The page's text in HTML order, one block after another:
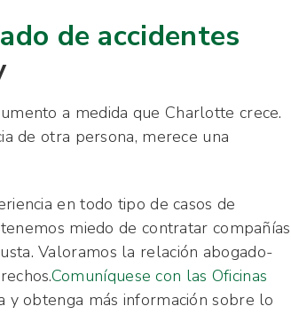
de accidentes
a medida que Charlotte crece.
de otra persona, merece una
en todo tipo de casos de
miedo de contratar compañías
Valoramos la relación abogado-
Comuníquese con las Oficinas
y obtenga más información sobre lo